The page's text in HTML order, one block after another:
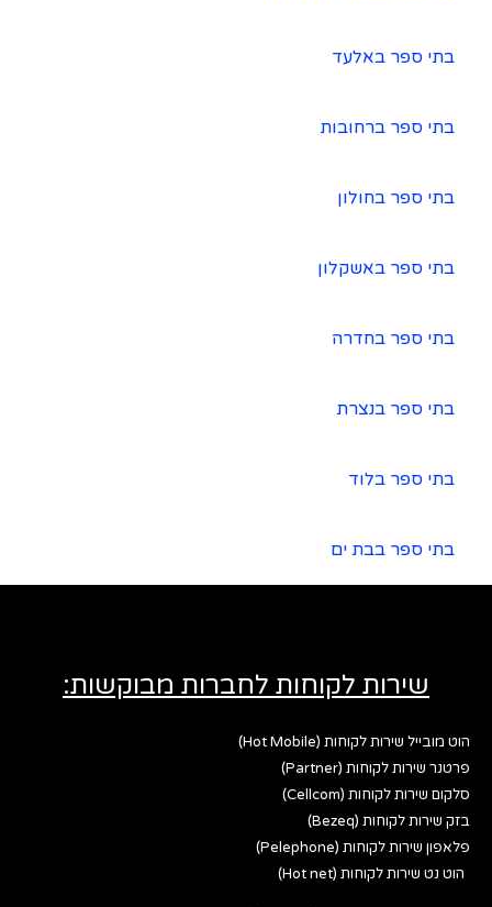
בתי ספר באלעד
בתי ספר ברחובות
בתי ספר בחולון
בתי ספר באשקלון
בתי ספר בחדרה
בתי ספר בנצרת
בתי ספר בלוד
בתי ספר בבת ים
שירות לקוחות לחברות מבוקשות:
הוט מובייל שירות לקוחות (Hot Mobile)
פרטנר שירות לקוחות (Partner)
סלקום שירות לקוחות (Cellcom)
בזק שירות לקוחות (Bezeq)
פלאפון שירות לקוחות (Pelephone)
הוט נט שירות לקוחות (Hot net)